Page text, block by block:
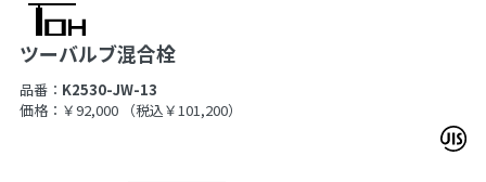
ツーバルブ混合栓
品番： K2530-JW-13
価格：￥92,000
（税込￥101,200）